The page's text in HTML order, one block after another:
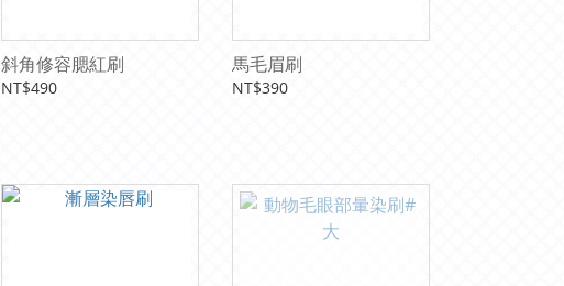
斜角修容腮紅刷
NT$490
馬毛眉刷
NT$390